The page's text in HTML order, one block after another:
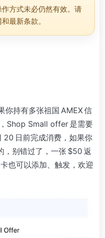
方式未必仍然有效。请
最新条款。
你持有多张祖国 AMEX 信
Shop Small offer 是需要
20 日前完成消费，如果你
别错过了，一张 $50 返
也可以添加、触发，欢迎